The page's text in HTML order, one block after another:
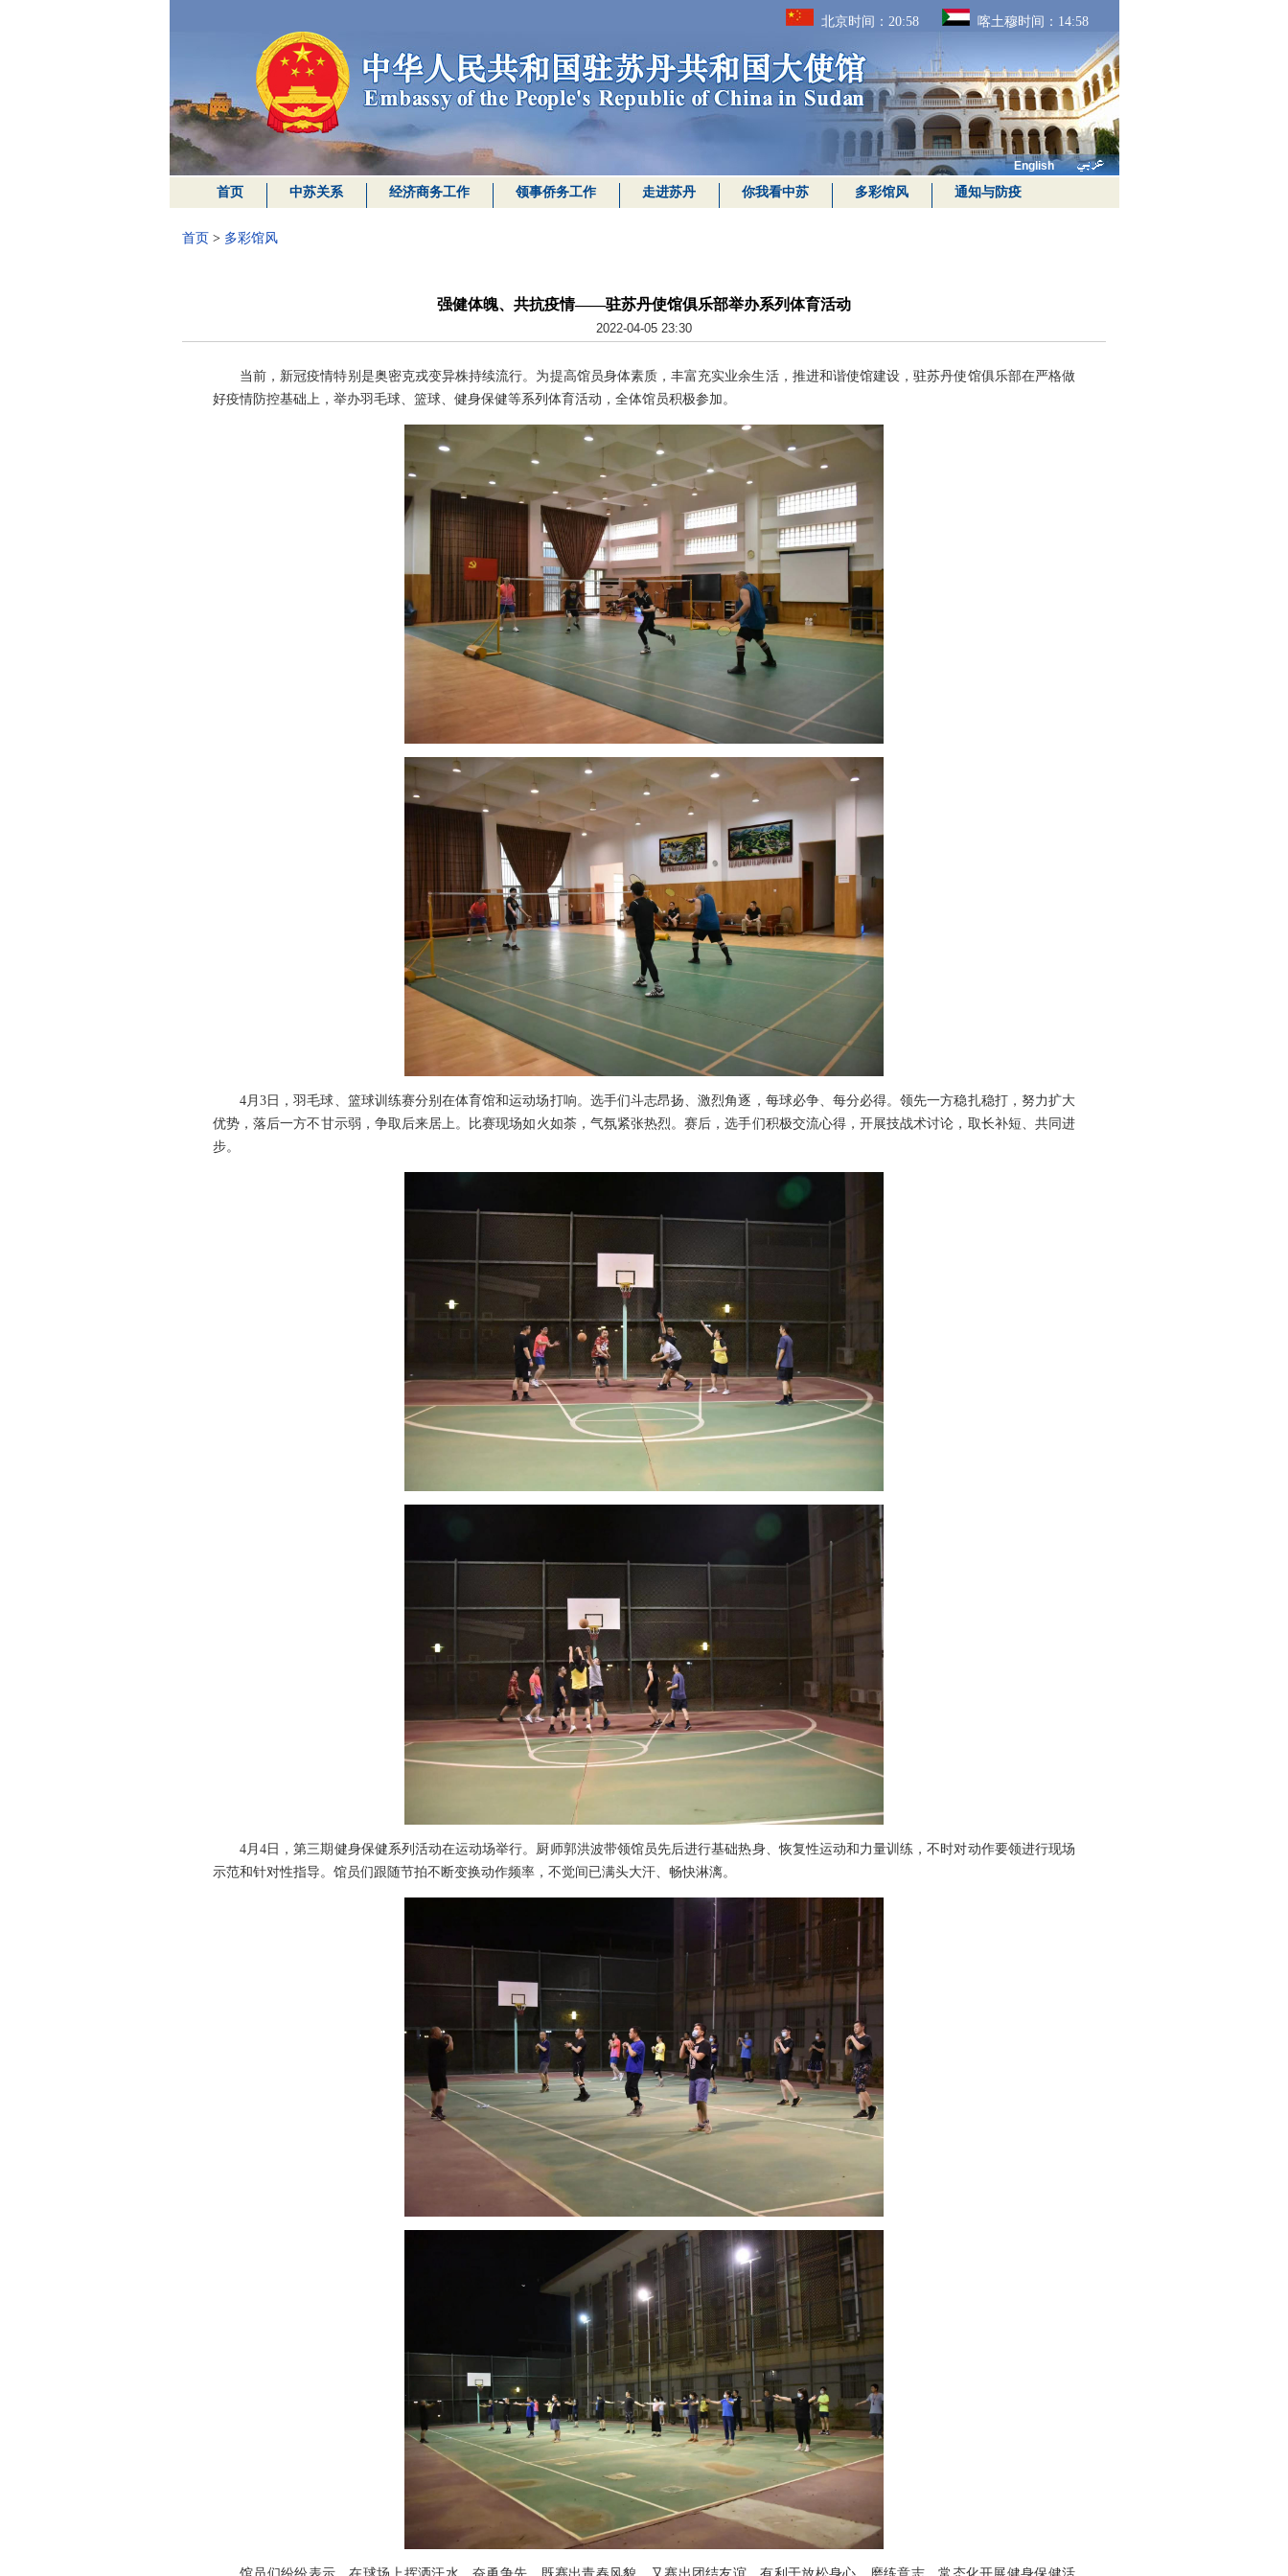
北京时间： 20:58 喀土穆时间： 14:58
English
首页 中苏关系 经济商务工作 领事侨务工作 走进苏丹 你我看中苏 多彩馆风 通知与防疫
首页 > 多彩馆风
强健体魄、共抗疫情——驻苏丹使馆俱乐部举办系列体育活动
2022-04-05 23:30
当前，新冠疫情特别是奥密克戎变异株持续流行。为提高馆员身体素质，丰富充实业余生活，推进和谐使馆建设，驻苏丹使馆俱乐部在严格做
好疫情防控基础上，举办羽毛球、篮球、健身保健等系列体育活动，全体馆员积极参加。
4月3日，羽毛球、篮球训练赛分别在体育馆和运动场打响。选手们斗志昂扬、激烈角逐，每球必争、每分必得。领先一方稳扎稳打，努力扩大
优势，落后一方不甘示弱，争取后来居上。比赛现场如火如荼，气氛紧张热烈。赛后，选手们积极交流心得，开展技战术讨论，取长补短、共同进
步。
4月4日，第三期健身保健系列活动在运动场举行。厨师郭洪波带领馆员先后进行基础热身、恢复性运动和力量训练，不时对动作要领进行现场
示范和针对性指导。馆员们跟随节拍不断变换动作频率，不觉间已满头大汗、畅快淋漓。